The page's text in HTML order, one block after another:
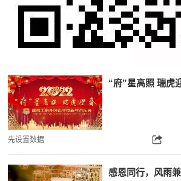
“府”星高照 瑞
先设置数据
感恩同行，风雨